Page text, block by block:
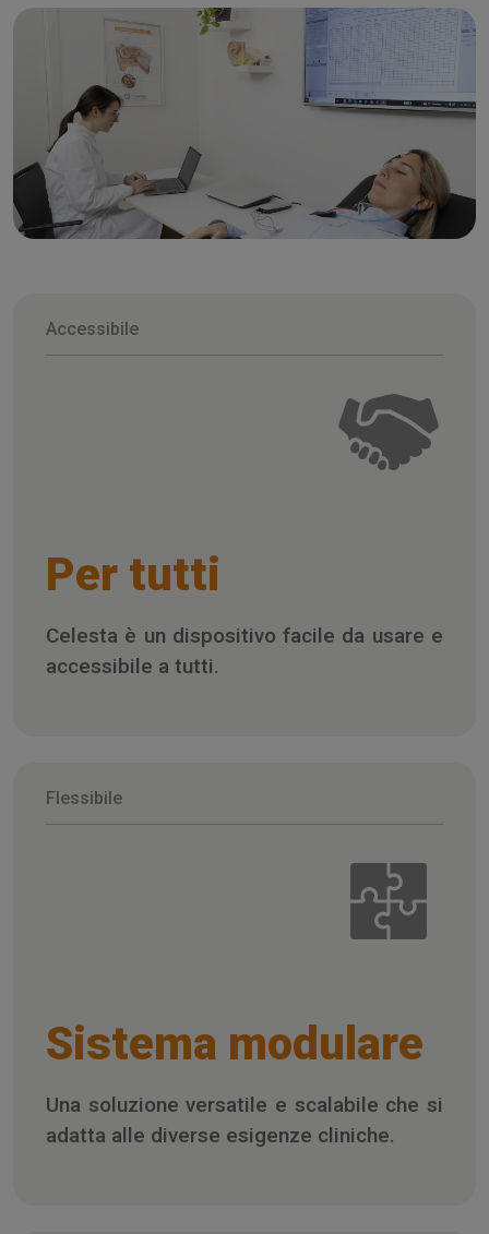
Accessibile
Per tutti
Celesta è un dispositivo facile da usare e
accessibile a tutti.
Flessibile
Sistema modulare
Una soluzione versatile e scalabile che si
adatta alle diverse esigenze cliniche.